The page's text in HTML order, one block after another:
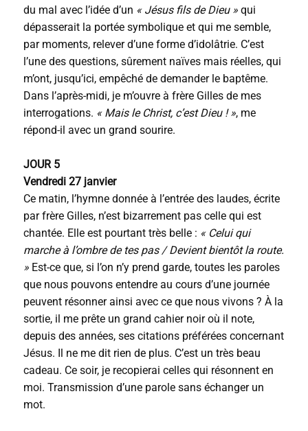
du mal avec l’idée d’un « Jésus fils de Dieu »qui
dépasserait la portée symbolique et qui me semble,
par moments, relever d’une forme d’idolâtrie. C’est
l’une des questions, sûrement naïves mais réelles, qui
m’ont, jusqu’ici, empêché de demander le baptême.
Dans l’après-midi, je m’ouvre à frère Gilles de mes
interrogations. « Mais le Christ, c’est Dieu ! », me
répond-il avec un grand sourire.
JOUR 5
Vendredi 27 janvier
Ce matin, l’hymne donnée à l’entrée des laudes, écrite
par frère Gilles, n’est bizarrement pas celle qui est
chantée. Elle est pourtant très belle : « Celui qui
marche à l’ombre de tes pas / Devient bientôt la route.
»Est-ce que, si l’on n’y prend garde, toutes les paroles
que nous pouvons entendre au cours d’une journée
peuvent résonner ainsi avec ce que nous vivons ? À la
sortie, il me prête un grand cahier noir où il note,
depuis des années, ses citations préférées concernant
Jésus. Il ne me dit rien de plus. C’est un très beau
cadeau. Ce soir, je recopierai celles qui résonnent en
moi. Transmission d’une parole sans échanger un
mot.